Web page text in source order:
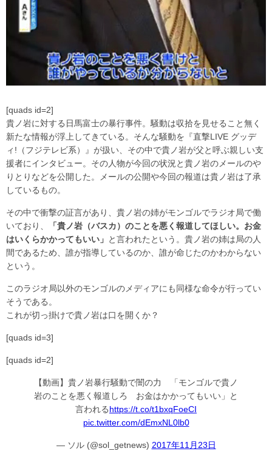
[quads id=2]
貴ノ岩に対する日馬富士の暴行事件。騒動は収拾を見せること無く
新たな情報が浮上してきている。そんな騒動を『直撃LIVE グッデ
ィ!（フジテレビ系）』が扱い、その中で貴ノ岩が父と呼ぶ親しい支
援者にインタビュー。その人物が今回の状況と貴ノ岩のメールのや
りとりなどを公開した。メールの公開や今回の報道は貴ノ岩は了承
しているもの。
その中で衝撃の証言があり、貴ノ岩の姉がモンゴルでラジオ局で働
いており、
「貴ノ岩（バスカ）のことを悪く報道してほしい。お金
はいくらかかってもいい」 と言われたという。貴ノ岩の姉は局の人
間であるため、誰が指導しているのか、誰が命じたのかわからない
という。
このラジオ局以外のモンゴルのメディアにも同様な命令が行ってい
そうである。
これが切っ掛けで貴ノ岩は口を開くか？
[quads id=3]
[quads id=2]
【動画】貴ノ岩暴行騒動で闇の力 「モンゴルで貴ノ
岩のことを悪く報道しろ お金はかかってもいい」と
言われるhttps://t.co/t1bxqFoeCI
pic.twitter.com/dEmxNL0lb0
— ソル (@sol_getnews) 2017年11月23日